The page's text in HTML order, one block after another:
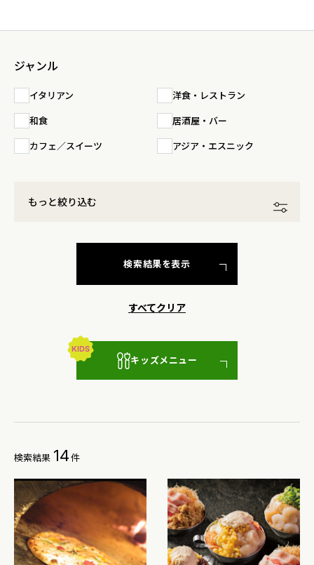
ジャンル
イタリアン 洋食・レストラン
和食 居酒屋・バー
カフェ／スイーツ アジア・エスニック
もっと絞り込む
検索結果を表示
すべてクリア
キッズメニュー
検索結果 14件